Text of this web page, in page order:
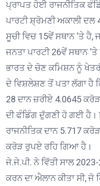
ਪ੍ਰਾਪਤ ਹੋਈ ਰਾਜਨੀਤਿਕ
ਪਾਰਟੀ ਸ਼੍ਰੋਮਣੀ ਅਕਾਲੀ ਦਲ
ਸੂਚੀ ਵਿਚ 15ਵੇਂ ਸਥਾਨ ‘ਤੇ
ਜਨਤਾ ਪਾਰਟੀ 26ਵੇਂ ਸਥਾਨ ‘ਤੇ
ਭਾਰਤ ਦੇ ਚੋਣ ਕਮਿਸ਼ਨ ਨੂੰ
ਦੇ ਵਿਸ਼ਲੇਸ਼ਣ ਤੋਂ ਪਤਾ ਲੱਗਾ ਹੈ
28 ਦਾਨ ਜ਼ਰੀਏ 4.0645
ਦੀ ਫੰਡਿੰਗ ਦੁੱਗਣੀ ਹੋ ਗਈ ਹੈ।
ਰਾਜਨੀਤਿਕ ਦਾਨ 5.717
ਕਰੋੜ ਰੁਪਏ ਰਹਿ ਗਿਆ ਹੈ।
ਜੇ.ਜੇ.ਪੀ. ਨੇ ਵਿੱਤੀ ਸਾਲ
ਕਰਨ ਦਾ ਐਲਾਨ ਕੀਤਾ ਸੀ, ਜੋ